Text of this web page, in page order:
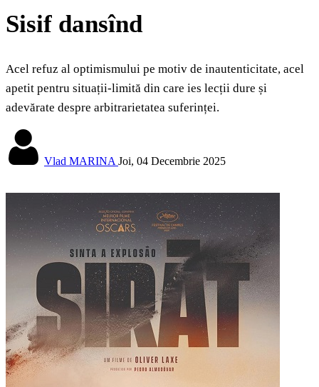
Sisif dansînd
Acel refuz al optimismului pe motiv de inautenticitate, acel
apetit pentru situații-limită din care ies lecții dure și
adevărate despre arbitrarietatea suferinței.
Vlad MARINA Joi, 04 Decembrie 2025